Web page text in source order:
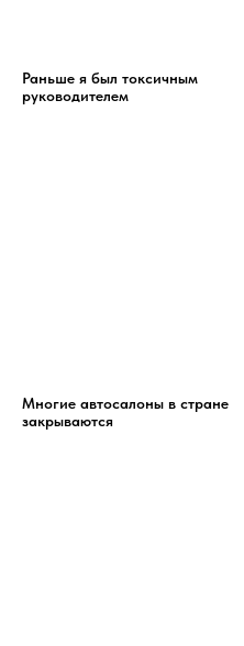
Раньше я был токсичным
руководителем
Многие автосалоны в стране
закрываются